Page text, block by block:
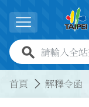
展開選單
全站查詢關
首頁 解釋令函